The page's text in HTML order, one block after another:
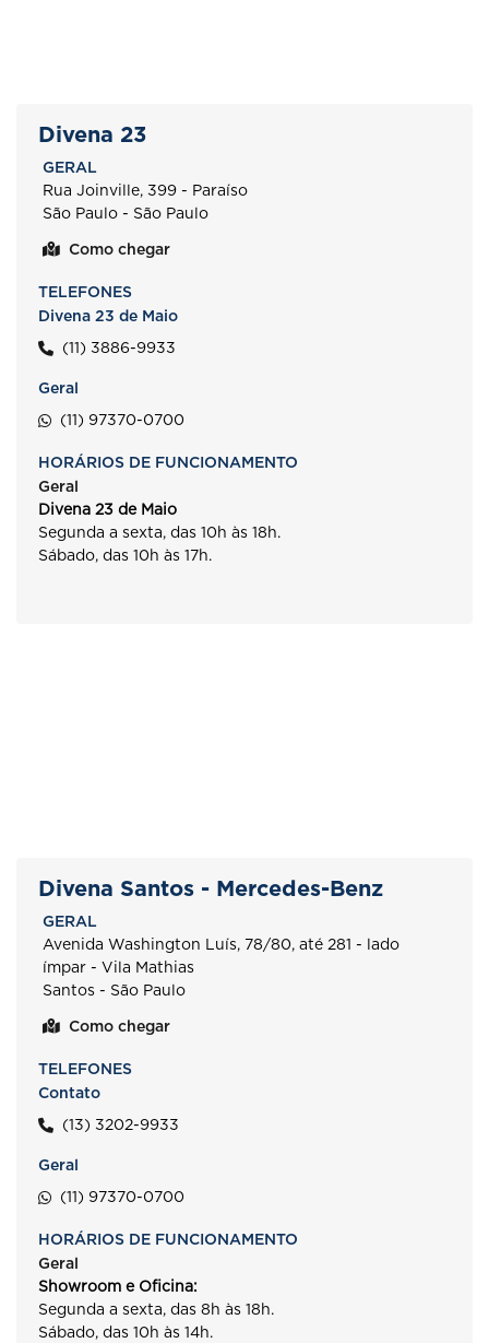
Divena 23
GERAL
Rua Joinville, 399 - Paraíso
São Paulo - São Paulo
Como chegar
TELEFONES
Divena 23 de Maio
(11) 3886-9933
Geral
(11) 97370-0700
HORÁRIOS DE FUNCIONAMENTO
Geral
Divena 23 de Maio
Segunda a sexta, das 10h às 18h.
Sábado, das 10h às 17h.
Divena Santos - Mercedes-Benz
GERAL
Avenida Washington Luís, 78/80, até 281 - lado
ímpar - Vila Mathias
Santos - São Paulo
Como chegar
TELEFONES
Contato
(13) 3202-9933
Geral
(11) 97370-0700
HORÁRIOS DE FUNCIONAMENTO
Geral
Showroom e Oficina:
Segunda a sexta, das 8h às 18h.
Sábado, das 10h às 14h.